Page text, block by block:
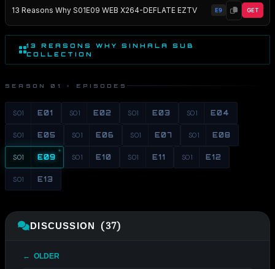
13 Reasons Why S01E09 WEB X264-DEFLATE EZTV E9 GET
13 REASONS WHY SINHALA SUB
COLLECTION
SEASON 01 · EPISODES
S01 E01 S01 E02 S01 E03 S01 E04
S01 E05 S01 E06 S01 E07 S01 E08
S01 E09 S01 E10 S01 E11 S01 E12
S01 E13
DISCUSSION (37)
← OLDER